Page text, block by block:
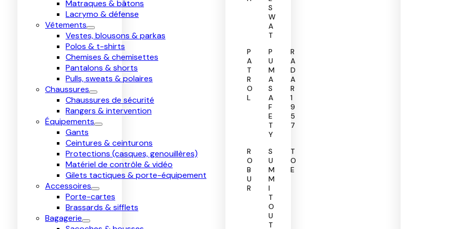
S
W
A
T
P
A
T
R
O
L
P
U
M
A
S
A
F
E
T
Y
R
A
D
A
R
1
9
5
7
R
O
B
U
R
S
U
M
M
I
T
O
U
T
T
O
E
Matraques & bâtons
Lacrymo & défense
Vêtements
Vestes, blousons & parkas
Polos & t-shirts
Chemises & chemisettes
Pantalons & shorts
Pulls, sweats & polaires
Chaussures
Chaussures de sécurité
Rangers & intervention
Équipements
Gants
Ceintures & ceinturons
Protections (casques, genouillères)
Matériel de contrôle & vidéo
Gilets tactiques & porte-équipement
Accessoires
Porte-cartes
Brassards & sifflets
Bagagerie